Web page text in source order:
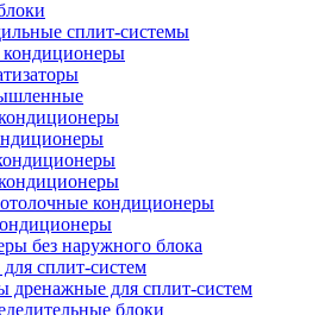
сплит-системы
кондиционеры
без наружного блока
сплит-систем
дренажные для сплит-систем
блоки